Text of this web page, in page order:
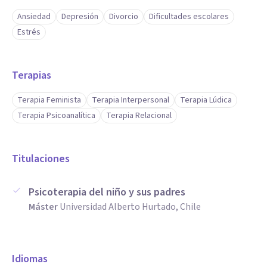
Ansiedad Depresión Divorcio
Dificultades escolares
Estrés
Terapias
Terapia Feminista Terapia Interpersonal
Terapia Lúdica
Terapia Psicoanalítica
Terapia Relacional
Titulaciones
Psicoterapia del niño y sus padres
MásterUniversidad Alberto Hurtado, Chile
Idiomas